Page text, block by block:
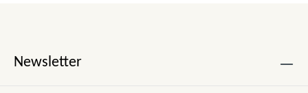
Newsletter